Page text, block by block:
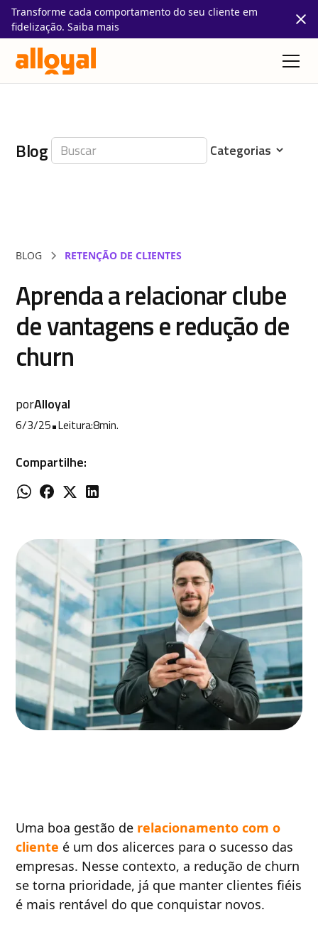
Transforme cada comportamento do seu cliente em
fidelização. Saiba mais
Blog
BLOG RETENÇÃO DE CLIENTES
Aprenda a relacionar clube
de vantagens e redução de
churn
porAlloyal
6/3/25•Leitura:8min.
Compartilhe:
Uma boa gestão de relacionamento com o
cliente é um dos alicerces para o sucesso das
empresas. Nesse contexto, a redução de churn
se torna prioridade, já que manter clientes fiéis
é mais rentável do que conquistar novos.